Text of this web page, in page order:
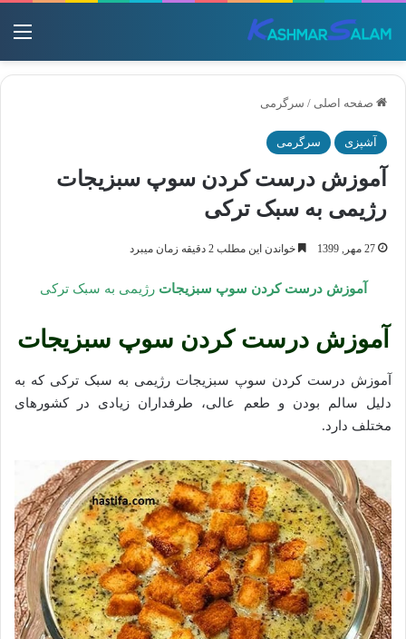
صفحه اصلی / سرگرمی
آشپزی سرگرمی
آموزش درست کردن سوپ سبزیجات
رژیمی به سبک ترکی
27 مهر, 1399 خواندن این مطلب 2 دقیقه زمان میبرد
آموزش درست کردن سوپ سبزیجات رژیمی به سبک ترکی
آموزش درست کردن سوپ سبزیجات
آموزش درست کردن سوپ سبزیجات رژیمی به سبک ترکی که به
دلیل سالم بودن و طعم عالی، طرفداران زیادی در کشورهای
مختلف دارد.